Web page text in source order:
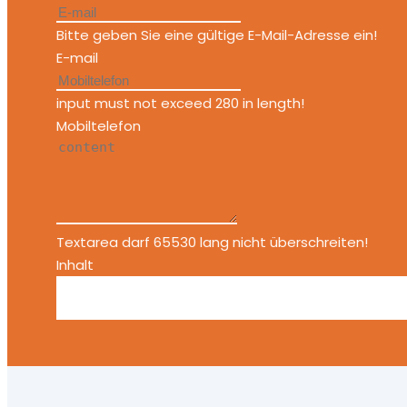
Bitte geben Sie eine gültige E-Mail-Adresse ein!
E-mail
input must not exceed 280 in length!
Mobiltelefon
Textarea darf 65530 lang nicht überschreiten!
Inhalt